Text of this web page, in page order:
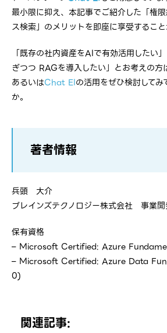
最小限に抑え、本記事でご紹介した「権
ス検索」のメリットを即座に享受すること
「既存の社内資産をAIで有効活用したい
ぎつつ RAGを導入したい」とお考えの方
あるいはChat EIの活用をぜひ検討して
か。
著者情報
兵頭 大介
ブレインズテクノロジー株式会社 事業
保有資格
– Microsoft Certified: Azure
– Microsoft Certified: Azure Data
0)
関連記事: